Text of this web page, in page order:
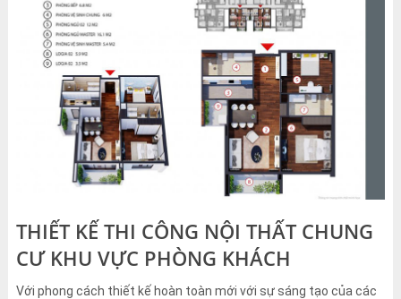
THIẾT KẾ THI CÔNG NỘI THẤT CHUNG
CƯ KHU VỰC PHÒNG KHÁCH
Với phong cách thiết kế hoàn toàn mới với sự sáng tạo của các